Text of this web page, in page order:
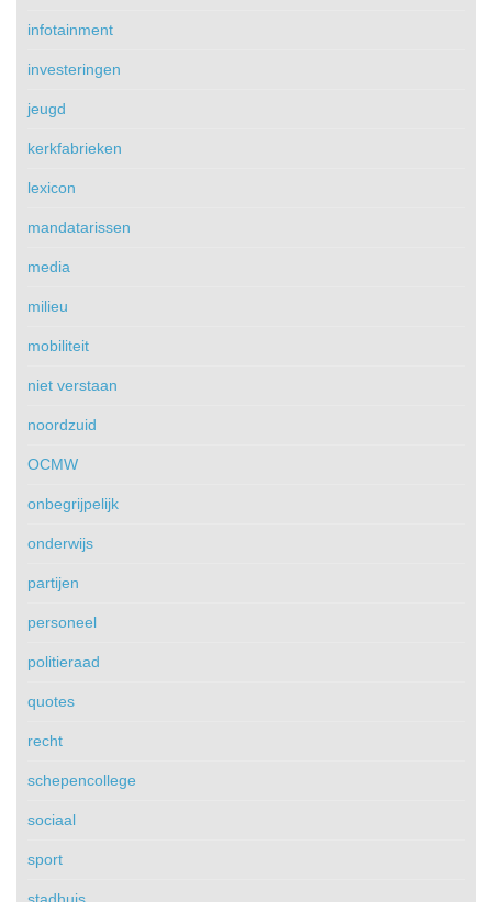
infotainment
investeringen
jeugd
kerkfabrieken
lexicon
mandatarissen
media
milieu
mobiliteit
niet verstaan
noordzuid
OCMW
onbegrijpelijk
onderwijs
partijen
personeel
politieraad
quotes
recht
schepencollege
sociaal
sport